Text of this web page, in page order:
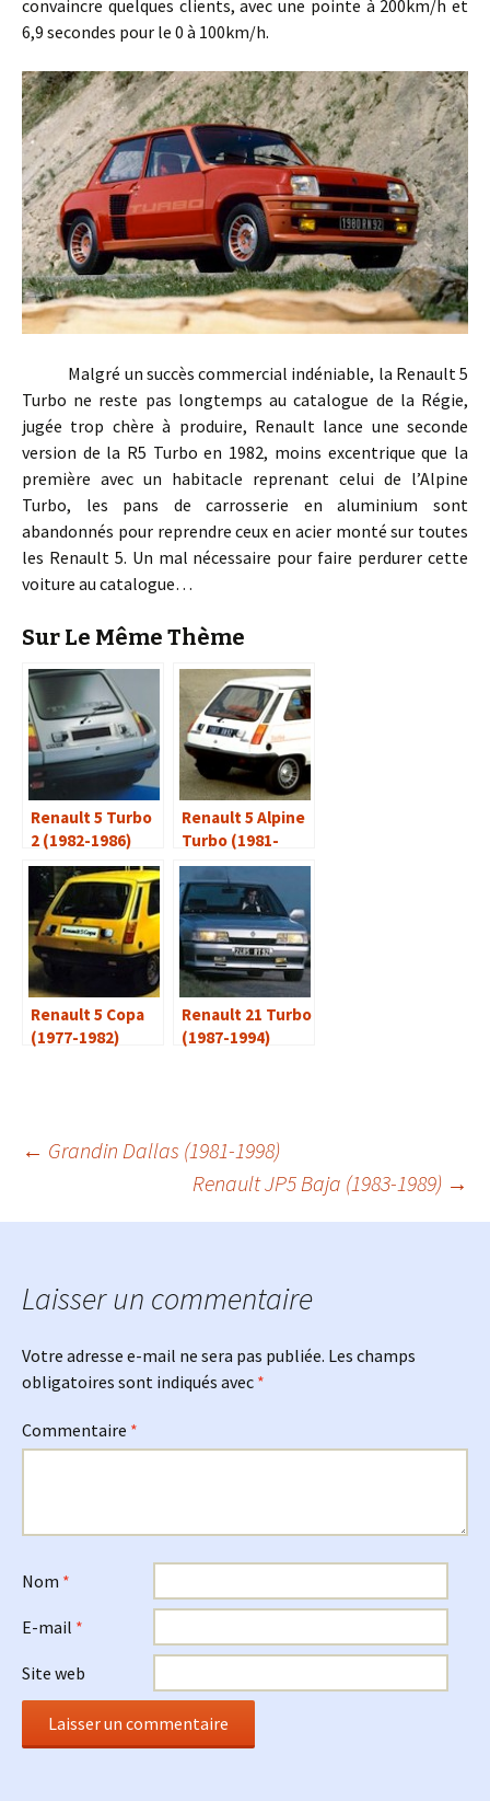
convaincre quelques clients, avec une pointe à 200km/h et
6,9 secondes pour le 0 à 100km/h.
Malgré un succès commercial indéniable, la Renault 5
Turbo ne reste pas longtemps au catalogue de la Régie,
jugée trop chère à produire, Renault lance une seconde
version de la R5 Turbo en 1982, moins excentrique que la
première avec un habitacle reprenant celui de l’Alpine
Turbo, les pans de carrosserie en aluminium sont
abandonnés pour reprendre ceux en acier monté sur toutes
les Renault 5. Un mal nécessaire pour faire perdurer cette
voiture au catalogue…
Sur Le Même Thème
Renault 5 Turbo
2 (1982-1986)
Renault 5 Alpine
Turbo (1981-
1984)
Renault 5 Copa
(1977-1982)
Renault 21 Turbo
(1987-1994)
Navigation
des
articles
← Grandin Dallas (1981-1998)
Renault JP5 Baja (1983-1989) →
Laisser un commentaire
Votre adresse e-mail ne sera pas publiée. Les champs
obligatoires sont indiqués avec *
Commentaire *
Nom *
E-mail *
Site web